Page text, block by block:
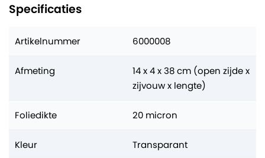
Specificaties
Artikelnummer 6000008
Afmeting
14 x 4 x 38 cm (open zijde x
zijvouw x lengte)
Foliedikte 20 micron
Kleur Transparant